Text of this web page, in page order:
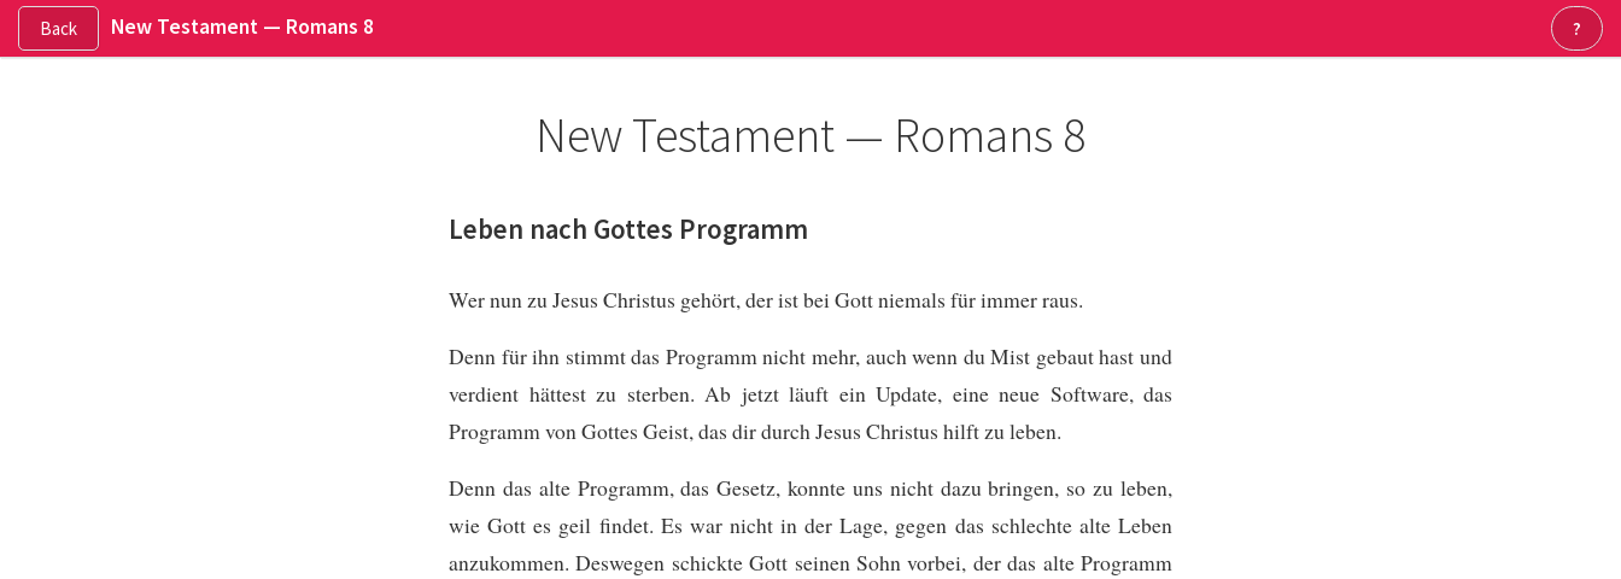
Back New Testament — Romans 8 ?
New Testament — Romans 8
Leben nach Gottes Programm
Wer nun zu Jesus Christus gehört, der ist bei Gott niemals für immer raus.
Denn für ihn stimmt das Programm nicht mehr, auch wenn du Mist gebaut hast und
verdient hättest zu sterben. Ab jetzt läuft ein Update, eine neue Software, das
Programm von Gottes Geist, das dir durch Jesus Christus hilft zu leben.
Denn das alte Programm, das Gesetz, konnte uns nicht dazu bringen, so zu leben,
wie Gott es geil findet. Es war nicht in der Lage, gegen das schlechte alte Leben
anzukommen. Deswegen schickte Gott seinen Sohn vorbei, der das alte Programm